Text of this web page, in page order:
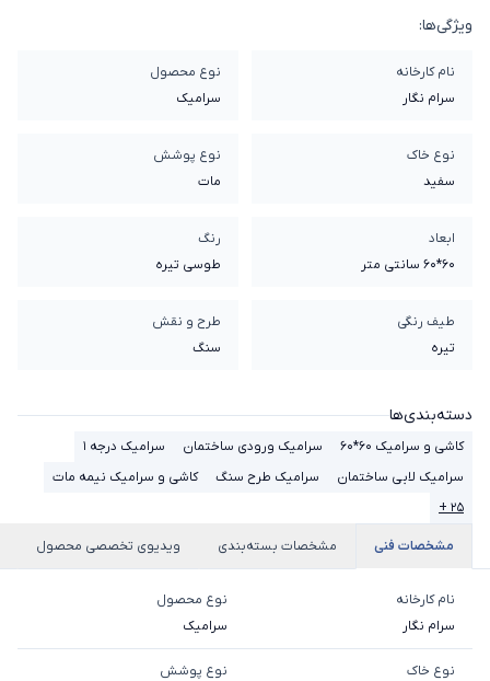
ویژگی‌ها:
نام کارخانه
سرام نگار
نوع محصول
سرامیک
نوع خاک
سفيد
نوع پوشش
مات
ابعاد
60*60 سانتی متر
رنگ
طوسی تیره
طیف رنگی
تیره
طرح و نقش
سنگ
دسته‌بندی‌ها
کاشی و سرامیک 60*60 سرامیک ورودی ساختمان
سرامیک درجه 1
سرامیک لابی ساختمان
سرامیک طرح سنگ
کاشی و سرامیک نیمه مات
۲۵ +
مشخصات فنی مشخصات بسته‌بندی ویدیوی تخصصی محصول
نام کارخانه
سرام نگار
نوع محصول
سرامیک
نوع خاک
نوع پوشش